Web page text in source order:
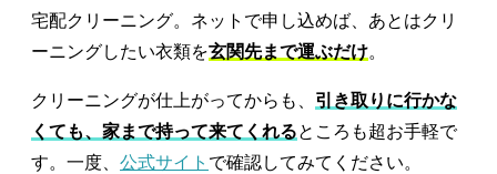
宅配クリーニング。ネットで申し込めば、あとはクリ
ーニングしたい衣類を玄関先まで運ぶだけ。
クリーニングが仕上がってからも、 引き取りに行かな
くても、家まで持って来てくれるところも超お手軽で
す。一度、 公式サイト で確認してみてください。